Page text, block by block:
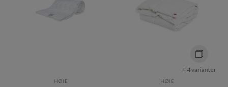
HØIE
+ 4 varianter
HØIE